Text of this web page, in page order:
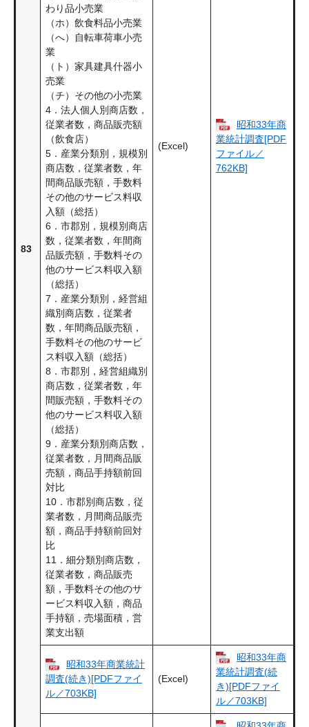
83
わり品小売業
（ホ）飲食料品小売業
（へ）自転車荷車小売
業
（ト）家具建具什器小
売業
（チ）その他の小売業
4．法人個人別商店数，
従業者数，商品販売額
（飲食店）
5．産業分類別，規模別
商店数，従業者数，年
間商品販売額，手数料
その他のサービス料収
入額（総括）
6．市郡別，規模別商店
数，従業者数，年間商
品販売額，手数料その
他のサービス料収入額
（総括）
7．産業分類別，経営組
織別商店数，従業者
数，年間商品販売額，
手数料その他のサービ
ス料収入額（総括）
8．市郡別，経営組織別
商店数，従業者数，年
間販売額，手数料その
他のサービス料収入額
（総括）
9．産業分類別商店数，
従業者数，月間商品販
売額，商品手持額前回
対比
10．市郡別商店数，従
業者数，月間商品販売
額，商品手持額前回対
比
11．細分類別商店数，
従業者数，商品販売
額，手数料その他のサ
ービス料収入額，商品
手持額，売場面積，営
業支出額
(Excel)
昭和33年商
業統計調査[PDF
ファイル／
762KB]
昭和33年商業統計
調査(続き)[PDFファイ
ル／703KB]
(Excel)
昭和33年商
業統計調査(続
き)[PDFファイ
ル／703KB]